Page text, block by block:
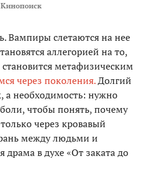
Кинопоиск
Вампиры слетаются на нее
аллегорией на то,
метафизическим
через поколения.Долгий
а необходимость: нужно
боли, чтобы понять, почему
через кровавый
между людьми и
в духе «От заката до